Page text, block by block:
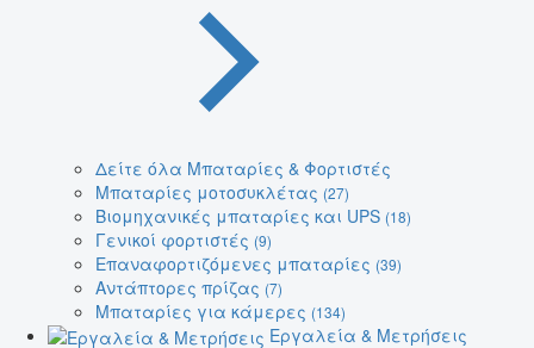
Δείτε όλα Μπαταρίες & Φορτιστές
Μπαταρίες μοτοσυκλέτας (27)
Βιομηχανικές μπαταρίες και UPS (18)
Γενικοί φορτιστές (9)
Επαναφορτιζόμενες μπαταρίες (39)
Αντάπτορες πρίζας (7)
Μπαταρίες για κάμερες (134)
Εργαλεία & Μετρήσεις